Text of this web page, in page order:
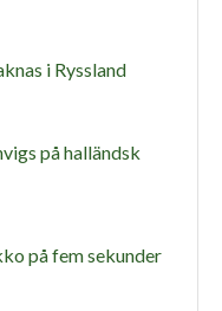
i Ryssland
på halländsk
på fem sekunder